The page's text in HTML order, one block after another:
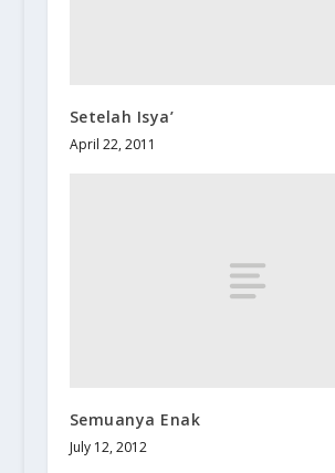
Setelah Isya’
April 22, 2011
Semuanya Enak
July 12, 2012